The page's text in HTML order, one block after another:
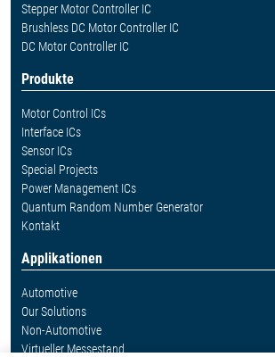
Stepper Motor Controller IC
Brushless DC Motor Controller IC
DC Motor Controller IC
Produkte
Motor Control ICs
Interface ICs
Sensor ICs
Special Projects
Power Management ICs
Quantum Random Number Generator
Kontakt
Applikationen
Automotive
Our Solutions
Non-Automotive
Virtueller Messestand